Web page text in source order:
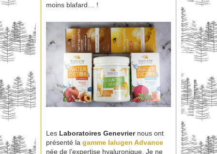
moins blafard… !
Les Laboratoires Genevriernous ont
présenté la gamme Ialugen Advance
née de l’expertise hyaluronique. Je ne